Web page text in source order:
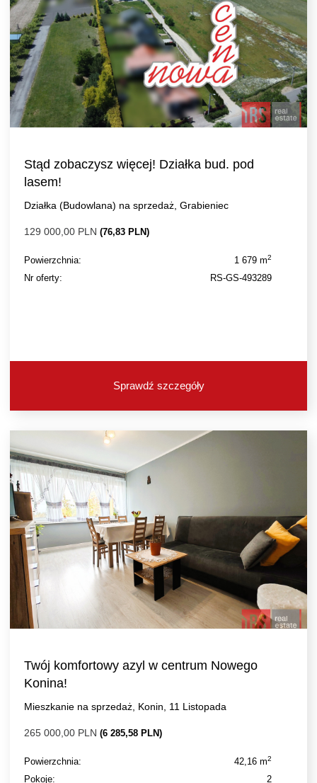
Stąd zobaczysz więcej! Działka bud. pod
lasem!
Działka (Budowlana) na sprzedaż, Grabieniec
129 000,00 PLN (76,83 PLN)
Powierzchnia: 1 679 m2
Nr oferty: RS-GS-493289
Sprawdź szczegóły
Twój komfortowy azyl w centrum Nowego
Konina!
Mieszkanie na sprzedaż, Konin, 11 Listopada
265 000,00 PLN (6 285,58 PLN)
Powierzchnia: 42,16 m2
Pokoje:
2